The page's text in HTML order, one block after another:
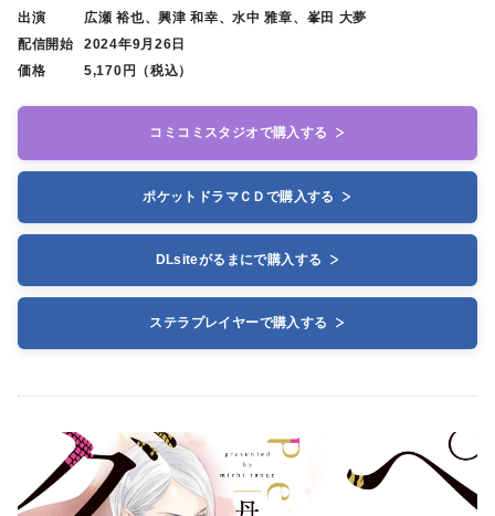
出演
広瀬 裕也、興津 和幸、水中 雅章、峯田 大夢
配信開始
2024年9月26日
価格
5,170円（税込）
コミコミスタジオで購入する
ポケットドラマＣＤで購入する
DLsiteがるまにで購入する
ステラプレイヤーで購入する